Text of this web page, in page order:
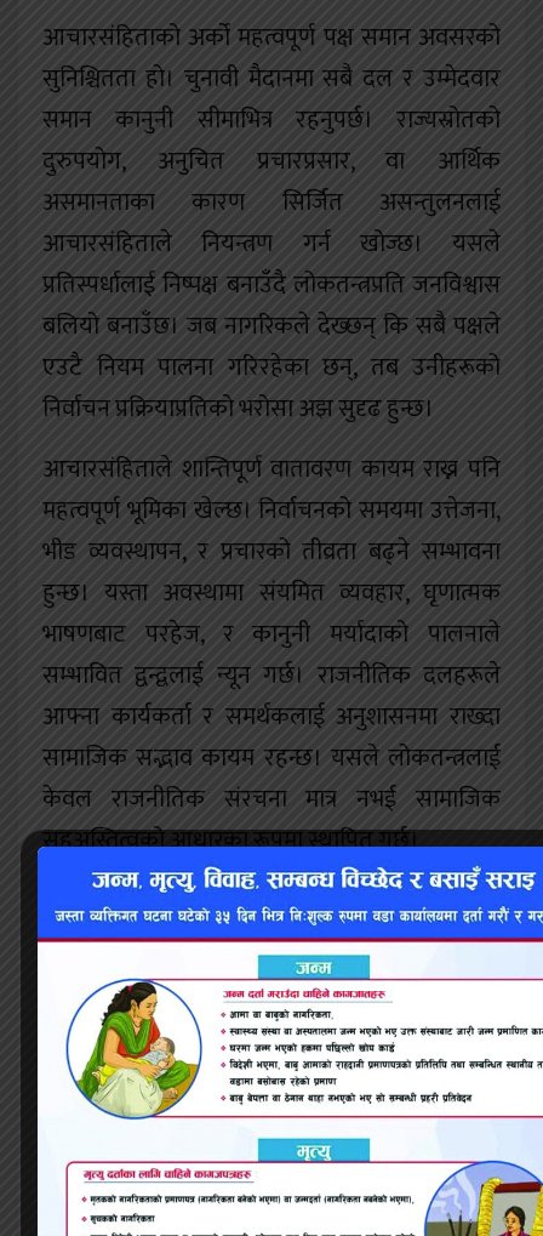
आचारसंहिताको अर्को महत्वपूर्ण पक्ष समान अवसरको
सुनिश्चितता हो। चुनावी मैदानमा सबै दल र उम्मेदवार
समान कानुनी सीमाभित्र रहनुपर्छ। राज्यस्रोतको
दुरुपयोग, अनुचित प्रचारप्रसार, वा आर्थिक
असमानताका कारण सिर्जित असन्तुलनलाई
आचारसंहिताले नियन्त्रण गर्न खोज्छ। यसले
प्रतिस्पर्धालाई निष्पक्ष बनाउँदै लोकतन्त्रप्रति जनविश्वास
बलियो बनाउँछ। जब नागरिकले देख्छन् कि सबै पक्षले
एउटै नियम पालना गरिरहेका छन्, तब उनीहरूको
निर्वाचन प्रक्रियाप्रतिको भरोसा अझ सुदृढ हुन्छ।
आचारसंहिताले शान्तिपूर्ण वातावरण कायम राख्न पनि
महत्वपूर्ण भूमिका खेल्छ। निर्वाचनको समयमा उत्तेजना,
भीड व्यवस्थापन, र प्रचारको तीव्रता बढ्ने सम्भावना
हुन्छ। यस्ता अवस्थामा संयमित व्यवहार, घृणात्मक
भाषणबाट परहेज, र कानुनी मर्यादाको पालनाले
सम्भावित द्वन्द्वलाई न्यून गर्छ। राजनीतिक दलहरूले
आफ्ना कार्यकर्ता र समर्थकलाई अनुशासनमा राख्दा
सामाजिक सद्भाव कायम रहन्छ। यसले लोकतन्त्रलाई
केवल राजनीतिक संरचना मात्र नभई सामाजिक
सहअस्तित्वको आधारका रूपमा स्थापित गर्छ।
यद्यपि आचारसंहिताको सफल कार्यान्वयनका लागि
राजनीतिक इच्छाशक्ति, निगरानी संयन्त्र, र नागरिक
सचेतना आवश्यक हुन्छ। दलहरू स्वयंले
आचारसंहितालाई औपचारिक बाध्यता नभई नैतिक
प्रतिबद्धताको रूपमा स्वीकार्नुपर्छ। साथै, सञ्चारमाध्यम र
नागरिक समाजले पनि उल्लङ्घनप्रति सजग दृष्टि
राख्नुपर्छ। जब सबै सरोकारवालाले साझा जिम्मेवारी बोध
गर्छन्, तब मात्र आचारसंहिताले अपेक्षित परिणाम दिन